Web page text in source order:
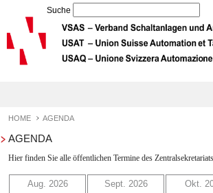
Suche
Agenda
Qualitäts-Label VSAS
Dienstleistungen
Verband
HOME AGENDA
AGENDA
Hier finden Sie alle öffentlichen Termine des
Aug. 2026 Sept. 2026 Okt.